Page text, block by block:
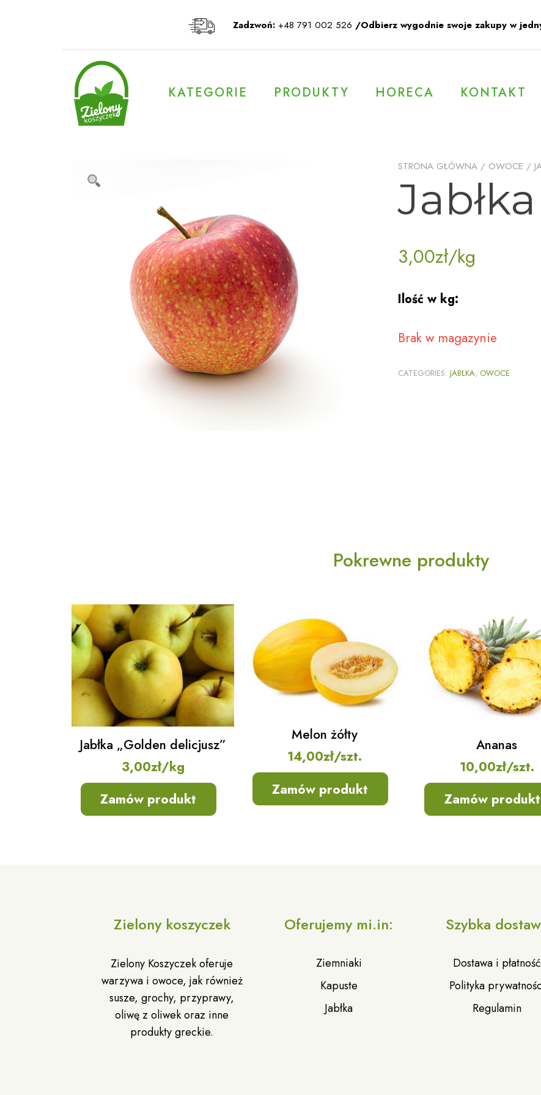
Zadzwoń: +48 791 002 526 /Odbierz wygodnie swoje zakupy w
KATEGORIE PRODUKTY HORECA KONTAKT
STRONA GŁÓWNA / OWOCE /
3,00zł/kg
Ilość w kg:
Brak w magazynie
CATEGORIES: JABŁKA, OWOCE
Pokrewne produkty
Jabłka „Golden delicjusz”
3,00zł/kg
Zamów produkt
Melon żółty
14,00zł/szt.
Zamów produkt
Ananas
10,00zł/szt.
Zamów produkt
Zielony koszyczek
Zielony Koszyczek oferuje
warzywa i owoce, jak również
susze, grochy, przyprawy,
oliwę z oliwek oraz inne
produkty greckie.
Oferujemy mi.in:
Ziemniaki
Kapuste
Jabłka
Szybka
Dostawa i płatność
Polityka
Regulamin